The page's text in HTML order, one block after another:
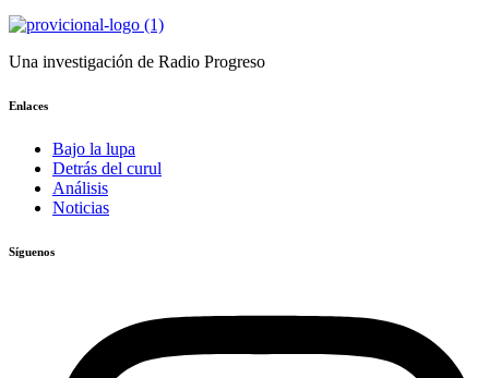
Una investigación de Radio Progreso
Enlaces
Bajo la lupa
Detrás del curul
Análisis
Noticias
Síguenos